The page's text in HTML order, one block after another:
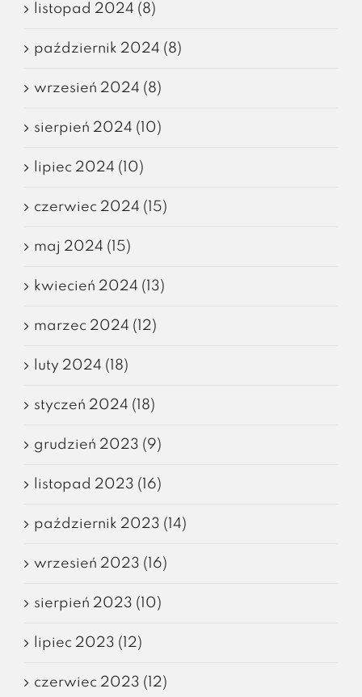
listopad 2024 (8)
październik 2024 (8)
wrzesień 2024 (8)
sierpień 2024 (10)
lipiec 2024 (10)
czerwiec 2024 (15)
maj 2024 (15)
kwiecień 2024 (13)
marzec 2024 (12)
luty 2024 (18)
styczeń 2024 (18)
grudzień 2023 (9)
listopad 2023 (16)
październik 2023 (14)
wrzesień 2023 (16)
sierpień 2023 (10)
lipiec 2023 (12)
czerwiec 2023 (12)